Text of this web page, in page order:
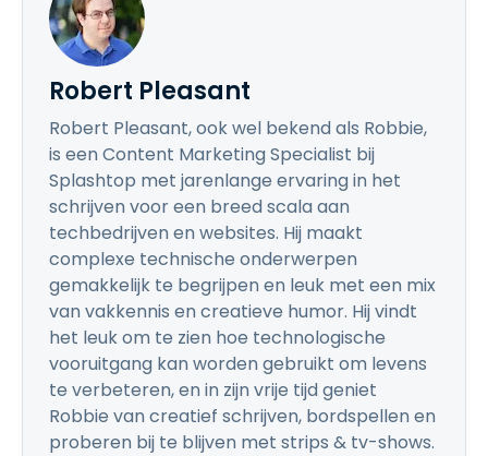
Robert Pleasant
Robert Pleasant, ook wel bekend als Robbie,
is een Content Marketing Specialist bij
Splashtop met jarenlange ervaring in het
schrijven voor een breed scala aan
techbedrijven en websites. Hij maakt
complexe technische onderwerpen
gemakkelijk te begrijpen en leuk met een mix
van vakkennis en creatieve humor. Hij vindt
het leuk om te zien hoe technologische
vooruitgang kan worden gebruikt om levens
te verbeteren, en in zijn vrije tijd geniet
Robbie van creatief schrijven, bordspellen en
proberen bij te blijven met strips & tv-shows.